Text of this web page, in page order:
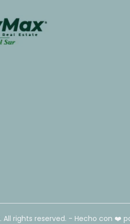
. All rights reserved. - Hecho con ❤️